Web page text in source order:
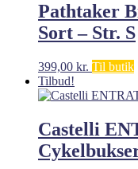
Pathtaker
Sort – Str. S
399,00 kr. Til butik
Tilbud!
Castelli